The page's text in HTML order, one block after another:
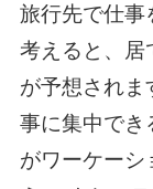
旅行先で仕事
考えると、居
が予想されま
事に集中でき
がワーケーシ